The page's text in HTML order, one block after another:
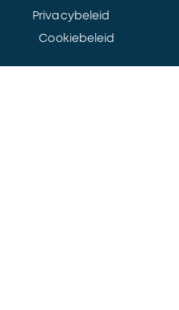
Privacybeleid
Cookiebeleid